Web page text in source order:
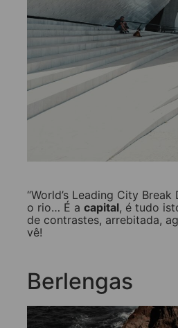
“World’s Leading City
o rio… É acapital, é tudo
de contrastes, arrebitada,
vê!
Berlengas